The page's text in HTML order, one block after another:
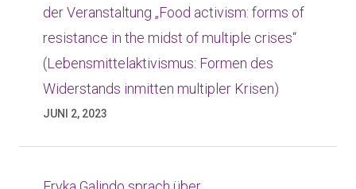
der Veranstaltung „Food activism: forms of
resistance in the midst of multiple crises“
(Lebensmittelaktivismus: Formen des
Widerstands inmitten multipler Krisen)
JUNI 2, 2023